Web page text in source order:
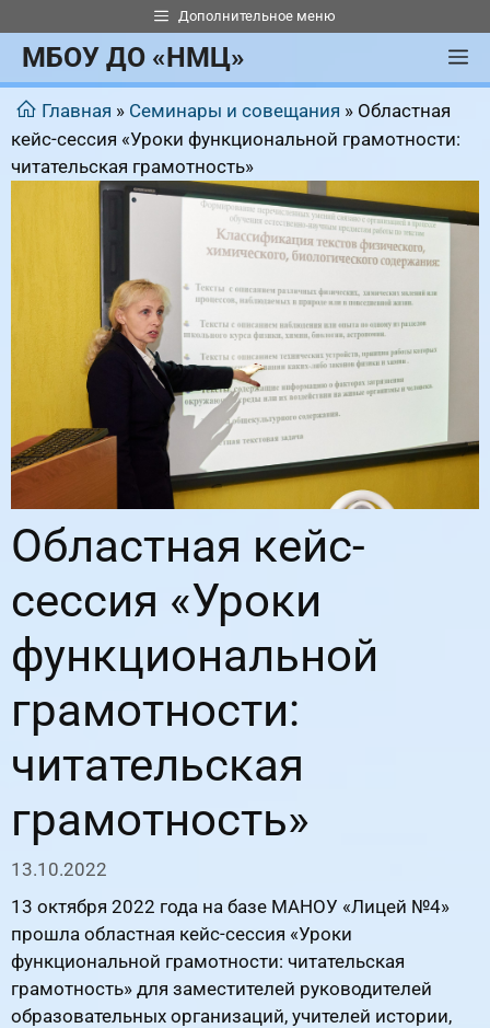
к
содержимому
Дополнительное меню
МБОУ ДО «НМЦ»
Главная » Семинары и совещания » Областная
кейс-сессия «Уроки функциональной грамотности:
читательская грамотность»
Областная кейс-
сессия «Уроки
функциональной
грамотности:
читательская
грамотность»
13.10.2022
13 октября 2022 года на базе МАНОУ «Лицей №4»
прошла областная кейс-сессия «Уроки
функциональной грамотности: читательская
грамотность» для заместителей руководителей
образовательных организаций, учителей истории,